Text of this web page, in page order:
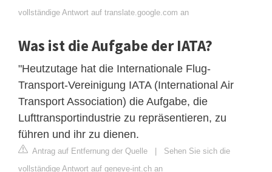
vollständige Antwort auf translate.google.com an
Was ist die Aufgabe der IATA?
"Heutzutage hat die Internationale Flug-
Transport-Vereinigung IATA (International Air
Transport Association) die Aufgabe, die
Lufttransportindustrie zu repräsentieren, zu
führen und ihr zu dienen.
Antrag auf Entfernung der Quelle | Sehen Sie sich die
vollständige Antwort auf geneve-int.ch an